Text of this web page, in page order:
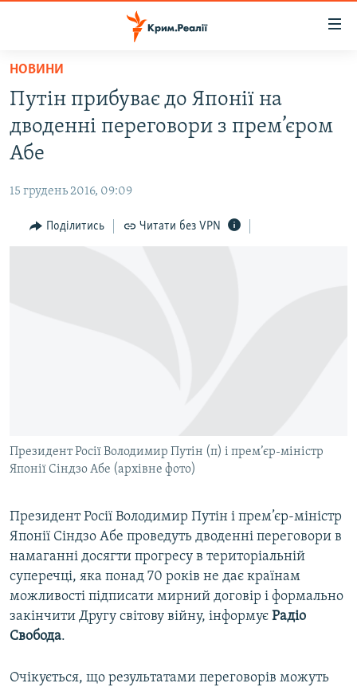
Перейти
основного
матеріалу
Перейти
до
основної
навігації
Перейти
до
ВОДА.КРИМ
ВІДЕО ТА ФОТО
БЛОГИ
ПОГЛЯД
ІНФОГРАФІКА
ДОЛУЧАЙСЯ!
Усі сайти RFE/RL
НОВИНИ
Путін прибуває до Японії на
дводенні переговори з прем’єром
Абе
15 грудень 2016, 09:09
Поділитись Читати без VPN
Президент Росії Володимир Путін (п) і прем’єр-міністр
Японії Сіндзо Абе (архівне фото)
Президент Росії Володимир Путін і прем’єр-міністр
Японії Сіндзо Абе проведуть дводенні переговори в
намаганні досягти прогресу в територіальній
суперечці, яка понад 70 років не дає країнам
можливості підписати мирний договір і формально
закінчити Другу світову війну, інформує Радіо
Свобода.
Очікується, що результатами переговорів можуть